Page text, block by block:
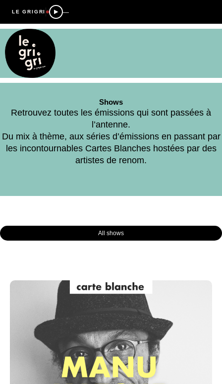
LE GRIGRI —
Shows
Retrouvez toutes les émissions qui sont passées à
l’antenne.
Du mix à thème, aux séries d’émissions en passant par
les incontournables Cartes Blanches hostées par des
artistes de renom.
All shows
PagePage Page